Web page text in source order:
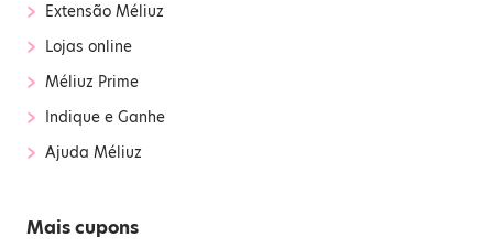
› Extensão Méliuz
› Lojas online
› Méliuz Prime
› Indique e Ganhe
› Ajuda Méliuz
Mais cupons